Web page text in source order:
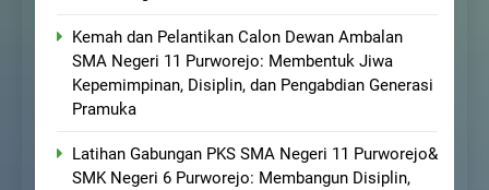
Kemah dan Pelantikan Calon Dewan Ambalan
SMA Negeri 11 Purworejo: Membentuk Jiwa
Kepemimpinan, Disiplin, dan Pengabdian Generasi
Pramuka
Latihan Gabungan PKS SMA Negeri 11 Purworejo&
SMK Negeri 6 Purworejo: Membangun Disiplin,